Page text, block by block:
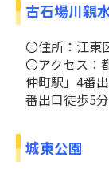
古石場川親
〇住所：江東
〇アクセス：
仲町駅」4番
番出口徒歩5分
城東公園